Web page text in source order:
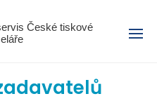
České tiskové
Menu